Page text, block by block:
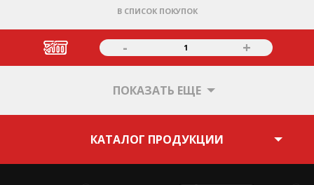
В СПИСОК ПОКУПОК
- 1 +
ПОКАЗАТЬ ЕЩЕ
КАТАЛОГ ПРОДУКЦИИ